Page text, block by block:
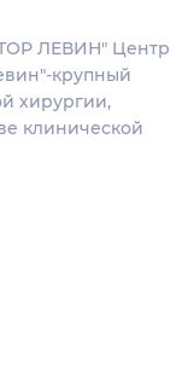
ЛЕВИН" Центр
крупный
хирургии,
клинической